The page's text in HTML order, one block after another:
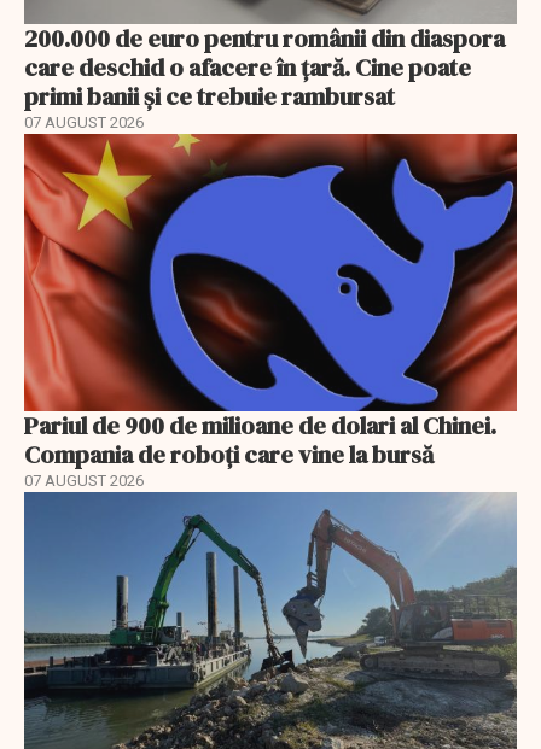
200.000 de euro pentru românii din diaspora
care deschid o afacere în țară. Cine poate
primi banii și ce trebuie rambursat
07 AUGUST 2026
Pariul de 900 de milioane de dolari al Chinei.
Compania de roboți care vine la bursă
07 AUGUST 2026